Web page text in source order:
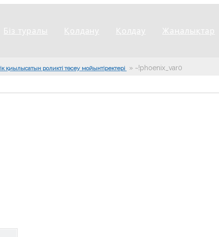
Біз туралы Қолдану Қолдау Жаңалықтар
қиылысатын роликті төсеу мойынтіректері » ~!phoenix_var0!~